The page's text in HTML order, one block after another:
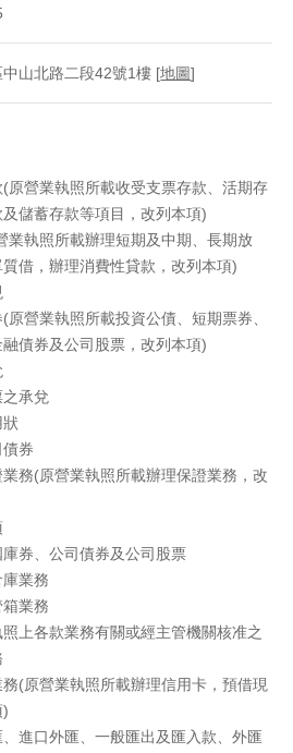
山北路二段42號1樓 [地圖]
原營業執照所載收受支票存款、活期存
儲蓄存款等項目，改列本項)
業執照所載辦理短期及中期、長期放
借，辦理消費性貸款，改列本項)
原營業執照所載投資公債、短期票券、
債券及公司股票，改列本項)
承兌
狀
券
務(原營業執照所載辦理保證業務，改
券、公司債券及公司股票
業務
業務
上各款業務有關或經主管機關核准之
(原營業執照所載辦理信用卡，預借現
)
進口外匯、一般匯出及匯入款、外匯